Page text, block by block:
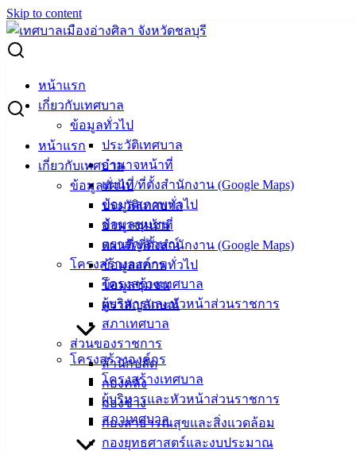
Skip to content
หน้าแรก
เกี่ยวกับเทศบาล
ข้อมูลทั่วไป
ประวัติเทศบาล
อำนาจหน้าที่
แผนที่/ที่ตั้งสำนักงาน (Google Maps)
ข้อมูลสภาพทั่วไป
ข้อมูลชุมชน
ตราสัญลักษณ์
โครงสร้างองค์กร
โครงสร้างเทศบาล
ผู้บริหารและหัวหน้าส่วนราชการ
สภาเทศบาล
ส่วนของราชการ
สำนักปลัด
กองคลัง
กองช่าง
กองสาธารณสุขและสิ่งแวดล้อม
กองยุทธศาสตร์และงบประมาณ
หน้าแรก
เกี่ยวกับเทศบาล
ข้อมูลทั่วไป
ประวัติเทศบาล
อำนาจหน้าที่
แผนที่/ที่ตั้งสำนักงาน (Google Maps)
ข้อมูลสภาพทั่วไป
ข้อมูลชุมชน
ตราสัญลักษณ์
โครงสร้างองค์กร
โครงสร้างเทศบาล
ผู้บริหารและหัวหน้าส่วนราชการ
สภาเทศบาล
Search for:
โครงการประกวดคลิปสั้น เยาวชนสร้างสื่อฯ ชิงทุนการศึกษา
กว่า 200,000 บาท
โครงการประกวดคลิปสั้น เยาวชนสร้าง
สื่อฯ ชิงทุนการศึกษา กว่า 200,000 บาท
พฤษภาคม 8, 2026 พฤษภาคม 18, 2026
ข่าวเด่น
เมืองอ่าง